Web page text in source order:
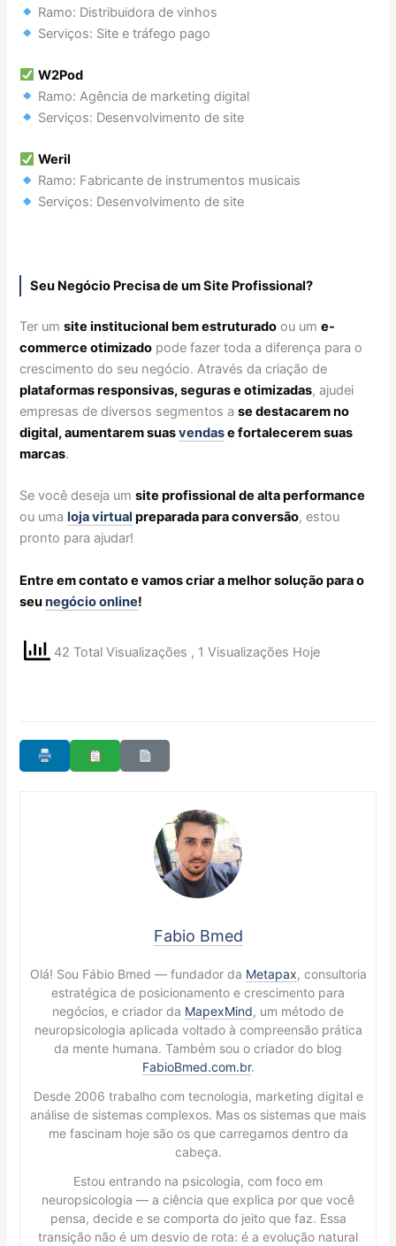
Ramo: Distribuidora de vinhos
Serviços: Site e tráfego pago
W2Pod
Ramo: Agência de marketing digital
Serviços: Desenvolvimento de site
Weril
Ramo: Fabricante de instrumentos musicais
Serviços: Desenvolvimento de site
Seu Negócio Precisa de um Site Profissional?
Ter umsite institucional bem estruturado ou ume-
commerce otimizado pode fazer toda a diferença para o
crescimento do seu negócio. Através da criação de
plataformas responsivas, seguras e otimizadas, ajudei
empresas de diversos segmentos ase destacarem no
digital, aumentarem suasvendase fortalecerem suas
marcas.
Se você deseja umsite profissional de alta performance
ou umaloja virtual preparada para conversão, estou
pronto para ajudar!
Entre em contato e vamos criar a melhor solução para o
seunegócio online!
42 Total Visualizações , 1 Visualizações Hoje
Fabio Bmed
Olá! Sou Fábio Bmed — fundador da Metapax, consultoria
estratégica de posicionamento e crescimento para
negócios, e criador da MapexMind, um método de
neuropsicologia aplicada voltado à compreensão prática
da mente humana. Também sou o criador do blog
FabioBmed.com.br.
Desde 2006 trabalho com tecnologia, marketing digital e
análise de sistemas complexos. Mas os sistemas que mais
me fascinam hoje são os que carregamos dentro da
cabeça.
Estou entrando na psicologia, com foco em
neuropsicologia — a ciência que explica por que você
pensa, decide e se comporta do jeito que faz. Essa
transição não é um desvio de rota: é a evolução natural